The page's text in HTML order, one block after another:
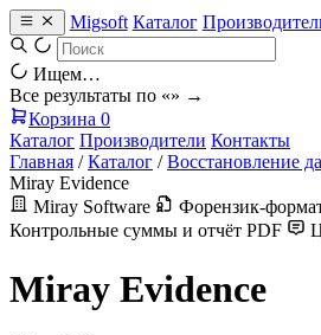
Migsoft Каталог
Ищем…
Все результаты по «» →
Корзина 0
Каталог Производители Контакты
Главная / Каталог / Восстановление
Miray Evidence
Miray Software
Форензик-
Контрольные суммы и отчёт PDF
Miray Evidence